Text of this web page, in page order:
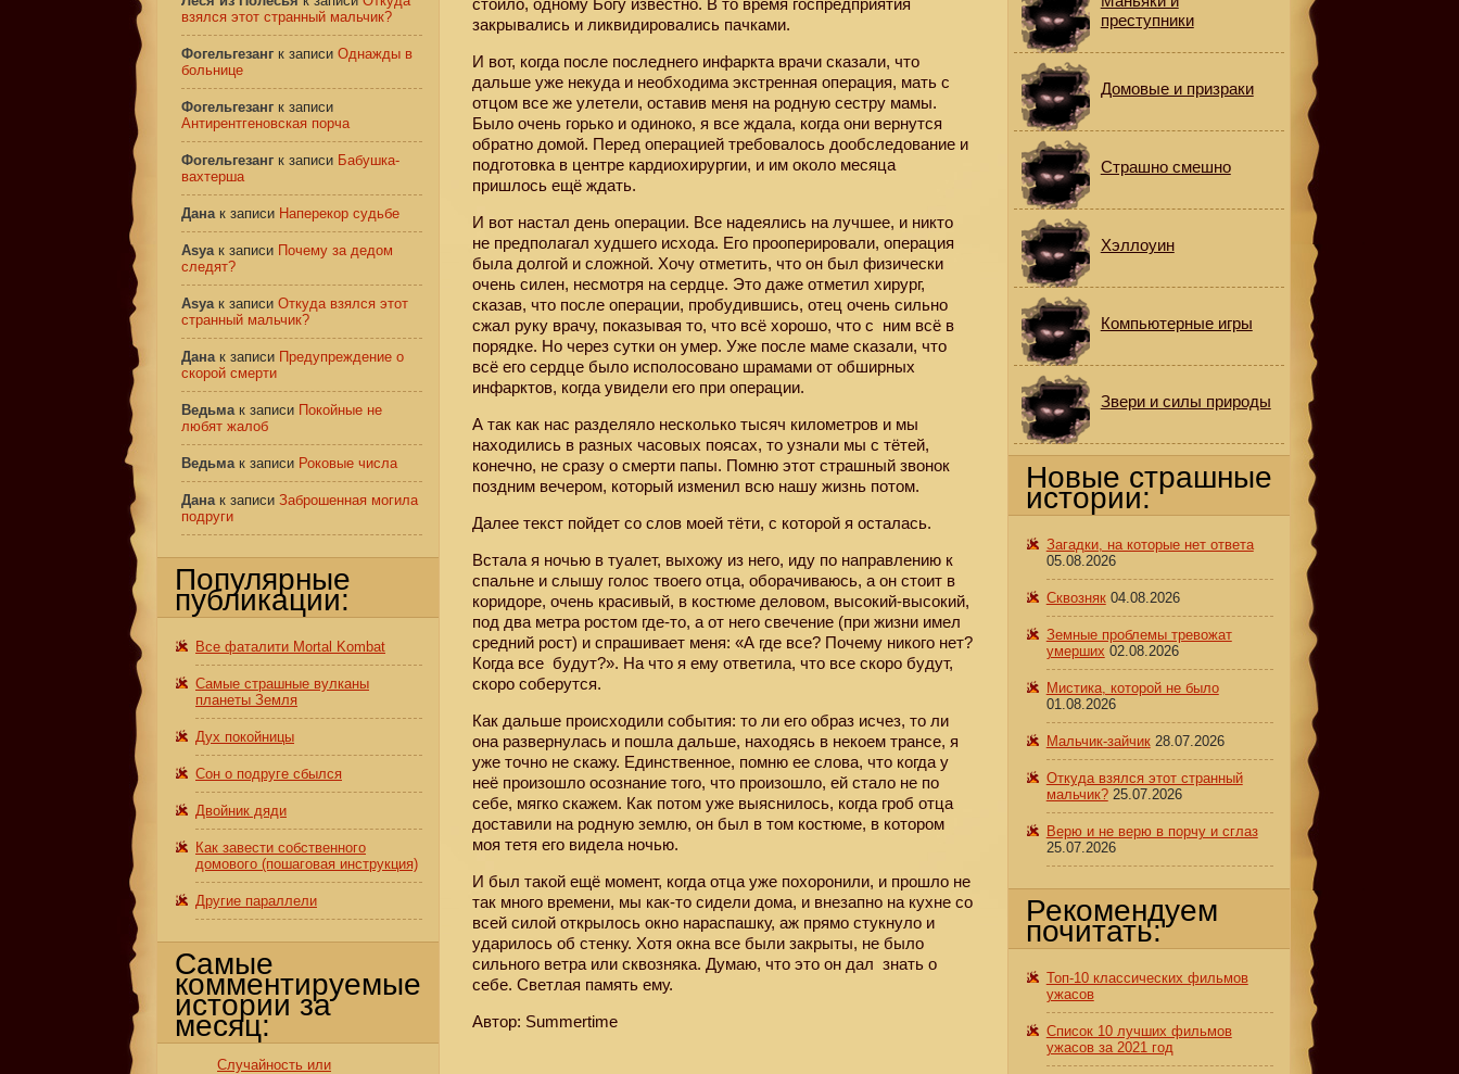
стоило, одному Богу известно. В то время госпредприятия
закрывались и ликвидировались пачками.
И вот, когда после последнего инфаркта врачи сказали, что
дальше уже некуда и необходима экстренная операция, мать с
отцом все же улетели, оставив меня на родную сестру мамы.
Было очень горько и одиноко, я все ждала, когда они вернутся
обратно домой. Перед операцией требовалось дообследование и
подготовка в центре кардиохирургии, и им около месяца
пришлось ещё ждать.
И вот настал день операции. Все надеялись на лучшее, и никто
не предполагал худшего исхода. Его прооперировали, операция
была долгой и сложной. Хочу отметить, что он был физически
очень силен, несмотря на сердце. Это даже отметил хирург,
сказав, что после операции, пробудившись, отец очень сильно
сжал руку врачу, показывая то, что всё хорошо, что с ним всё в
порядке. Но через сутки он умер. Уже после маме сказали, что
всё его сердце было исполосовано шрамами от обширных
инфарктов, когда увидели его при операции.
А так как нас разделяло несколько тысяч километров и мы
находились в разных часовых поясах, то узнали мы с тётей,
конечно, не сразу о смерти папы. Помню этот страшный звонок
поздним вечером, который изменил всю нашу жизнь потом.
Далее текст пойдет со слов моей тёти, с которой я осталась.
Встала я ночью в туалет, выхожу из него, иду по направлению к
спальне и слышу голос твоего отца, оборачиваюсь, а он стоит в
коридоре, очень красивый, в костюме деловом, высокий-высокий,
под два метра ростом где-то, а от него свечение (при жизни имел
средний рост) и спрашивает меня: «А где все? Почему никого нет?
Когда все будут?». На что я ему ответила, что все скоро будут,
скоро соберутся.
Как дальше происходили события: то ли его образ исчез, то ли
она развернулась и пошла дальше, находясь в некоем трансе, я
уже точно не скажу. Единственное, помню ее слова, что когда у
неё произошло осознание того, что произошло, ей стало не по
себе, мягко скажем. Как потом уже выяснилось, когда гроб отца
доставили на родную землю, он был в том костюме, в котором
моя тетя его видела ночью.
И был такой ещё момент, когда отца уже похоронили, и прошло не
так много времени, мы как-то сидели дома, и внезапно на кухне со
всей силой открылось окно нараспашку, аж прямо стукнуло и
ударилось об стенку. Хотя окна все были закрыты, не было
сильного ветра или сквозняка. Думаю, что это он дал знать о
себе. Светлая память ему.
Автор: Summertime
взялся этот странный мальчик?
Фогельгезанг к записи Однажды в
больнице
Фогельгезанг к записи
Антирентгеновская порча
Фогельгезанг к записи Бабушка-
вахтерша
Данак записи Наперекор судьбе
Asyaк записи Почему за дедом
следят?
Asyaк записи Откуда взялся этот
странный мальчик?
Данак записи Предупреждение о
скорой смерти
Ведьмак записи Покойные не
любят жалоб
Ведьмак записи Роковые числа
Данак записи Заброшенная могила
подруги
Популярные
публикации:
Все фаталити Mortal Kombat
Самые страшные вулканы
планеты Земля
Дух покойницы
Сон о подруге сбылся
Двойник дяди
Как завести собственного
домового (пошаговая инструкция)
Другие параллели
Самые
комментируемые
истории за
месяц:
Случайность или
преступники
Домовые и призраки
Страшно смешно
Хэллоуин
Компьютерные игры
Звери и силы природы
Новые страшные
истории:
Загадки, на которые нет ответа
05.08.2026
Сквозняк 04.08.2026
Земные проблемы тревожат
умерших 02.08.2026
Мистика, которой не было
01.08.2026
Мальчик-зайчик 28.07.2026
Откуда взялся этот странный
мальчик? 25.07.2026
Верю и не верю в порчу и сглаз
25.07.2026
Рекомендуем
почитать:
Топ-10 классических фильмов
ужасов
Список 10 лучших фильмов
ужасов за 2021 год